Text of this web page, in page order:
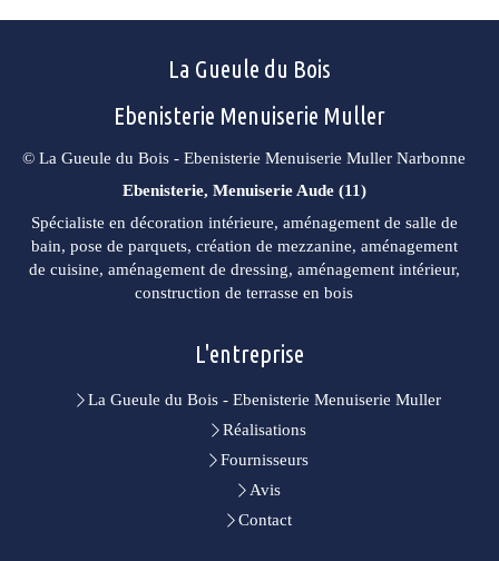
La Gueule du Bois
Ebenisterie Menuiserie Muller
© La Gueule du Bois - Ebenisterie Menuiserie Muller Narbonne
Ebenisterie, Menuiserie Aude (11)
Spécialiste en décoration intérieure, aménagement de salle de
bain, pose de parquets, création de mezzanine, aménagement
de cuisine, aménagement de dressing, aménagement intérieur,
construction de terrasse en bois
L'entreprise
La Gueule du Bois - Ebenisterie Menuiserie Muller
Réalisations
Fournisseurs
Avis
Contact